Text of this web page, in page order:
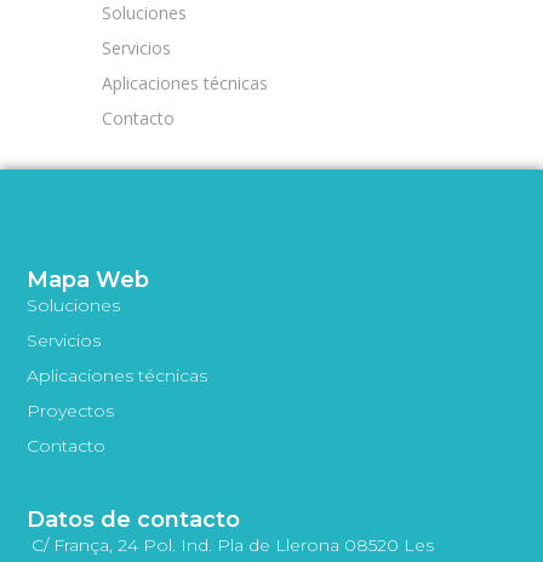
Soluciones
Servicios
Aplicaciones técnicas
Contacto
Mapa Web
Soluciones
Servicios
Aplicaciones técnicas
Proyectos
Contacto
Datos de contacto
C/ França, 24 Pol. Ind. Pla de Llerona 08520 Les